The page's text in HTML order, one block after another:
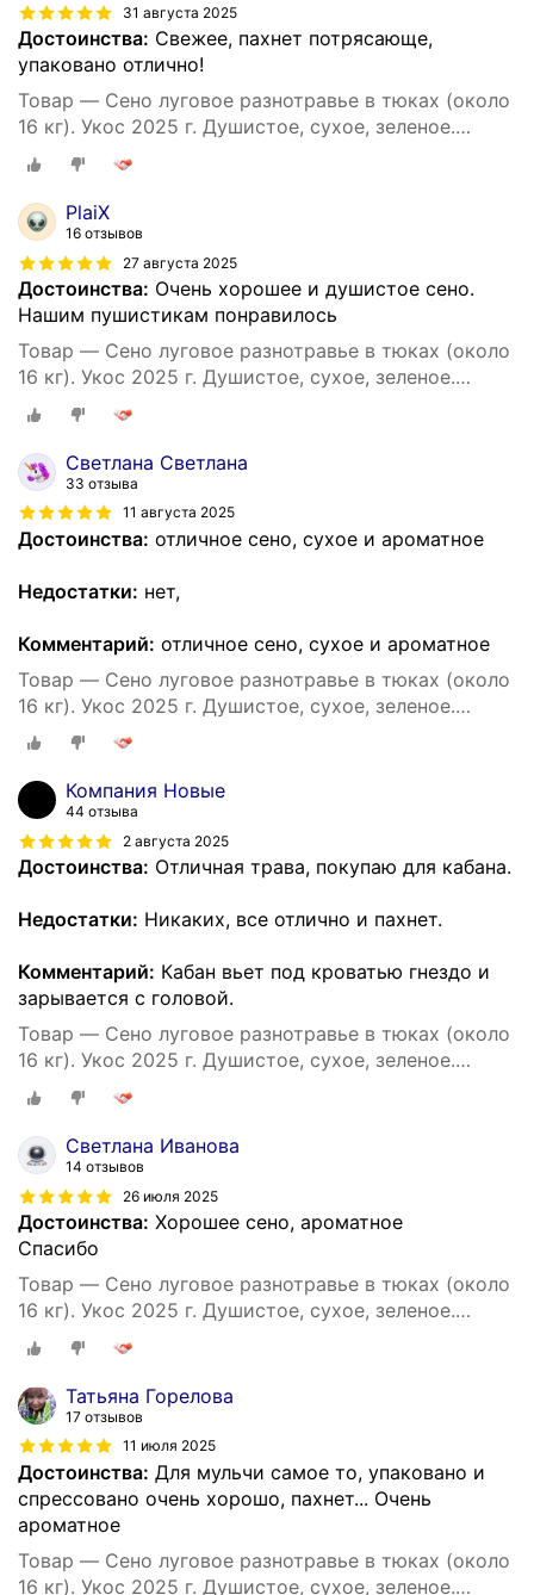
31 августа 2025
Достоинства: Свежее, пахнет потрясающе,
упаковано отлично!
Товар — Сено луговое разнотравье в тюках (около
16 кг). Укос 2025 г. Душистое, сухое, зеленое.
Натуральный корм и подстилка для собак.
PlaiX
16 отзывов
27 августа 2025
Достоинства: Очень хорошее и душистое сено.
Нашим пушистикам понравилось
Товар — Сено луговое разнотравье в тюках (около
16 кг). Укос 2025 г. Душистое, сухое, зеленое.
Натуральный корм и подстилка для собак.
Светлана Светлана
33 отзыва
11 августа 2025
Достоинства: отличное сено, сухое и ароматное
Недостатки: нет,
Комментарий: отличное сено, сухое и ароматное
Товар — Сено луговое разнотравье в тюках (около
16 кг). Укос 2025 г. Душистое, сухое, зеленое.
Натуральный корм и подстилка для собак.
Компания Новые
44 отзыва
2 августа 2025
Достоинства: Отличная трава, покупаю для кабана.
Недостатки: Никаких, все отлично и пахнет.
Комментарий: Кабан вьет под кроватью гнездо и
зарывается с головой.
Товар — Сено луговое разнотравье в тюках (около
16 кг). Укос 2025 г. Душистое, сухое, зеленое.
Натуральный корм и подстилка для собак.
Светлана Иванова
14 отзывов
26 июля 2025
Достоинства: Хорошее сено, ароматное
Спасибо
Товар — Сено луговое разнотравье в тюках (около
16 кг). Укос 2025 г. Душистое, сухое, зеленое.
Натуральный корм и подстилка для собак.
Татьяна Горелова
17 отзывов
11 июля 2025
Достоинства: Для мульчи самое то, упаковано и
спрессовано очень хорошо, пахнет... Очень
ароматное
Товар — Сено луговое разнотравье в тюках (около
16 кг). Укос 2025 г. Душистое, сухое, зеленое.